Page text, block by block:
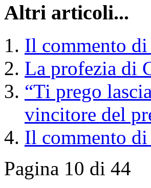
Altri articoli...
Il commento
La profezia di
“Ti prego
vincitore del
Il commento di
Pagina 10 di 44